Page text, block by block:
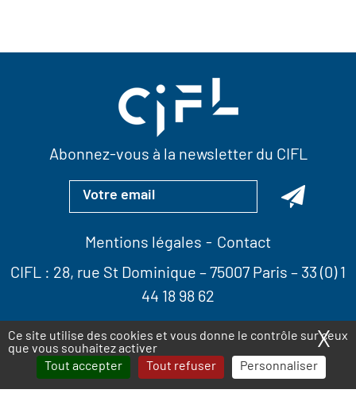
Ce site utilise des cookies et vous donne le contrôle sur ceux
que vous souhaitez activer
Tout accepter
Tout refuser Personnaliser
X
Abonnez-vous à la newsletter du CIFL
Mentions légales
Contact
CIFL : 28, rue St Dominique – 75007 Paris – 33 (0) 1
44 18 98 62